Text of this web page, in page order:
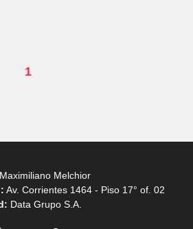
1
Maximiliano Melchior
Av. Corrientes 1464 - Piso 17° of. 02
Data Grupo S.A.